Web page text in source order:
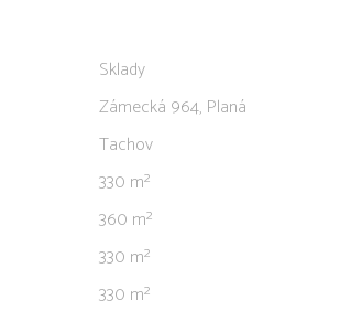
Sklady
Zámecká 964, Planá
Tachov
330 m²
360 m²
330 m²
330 m²